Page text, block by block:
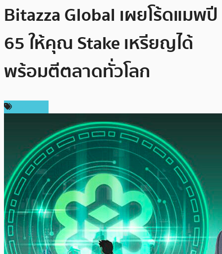
Bitazza Global เผยโร้ดแมพปี
65 ให้คุณ Stake เหรียญได้
พร้อมตีตลาดทั่วโลก